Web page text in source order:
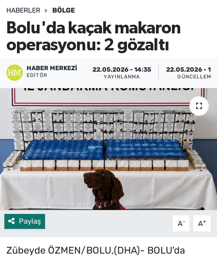
HABERLER BÖLGE
Bolu'da kaçak makaron
operasyonu: 2 gözaltı
HABER MERKEZI
EDITÖR
22.05.2026 - 14:35
YAYINLANMA
22.05.2026 -
GÜNCELLEME
Paylaş A- A+
Zübeyde ÖZMEN/BOLU,(DHA)- BOLU'da